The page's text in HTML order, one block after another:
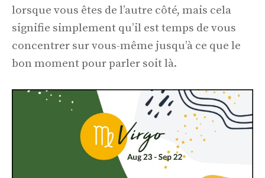
lorsque vous êtes de l’autre côté, mais cela
signifie simplement qu’il est temps de vous
concentrer sur vous-même jusqu’à ce que le
bon moment pour parler soit là.